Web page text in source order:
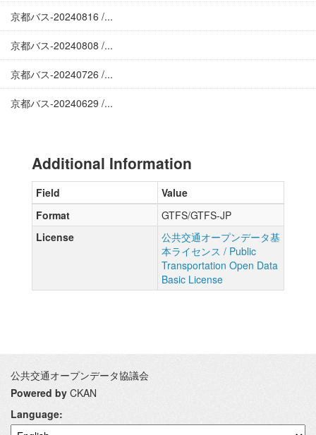
京都バス-20240816 /...
京都バス-20240808 /...
京都バス-20240726 /...
京都バス-20240629 /...
Additional Information
Field
Value
Format
GTFS/GTFS-JP
License
公共交通オープンデータ基
本ライセンス / Public
Transportation Open Data
Basic License
公共交通オープンデータ協議会
Powered by CKAN
Language